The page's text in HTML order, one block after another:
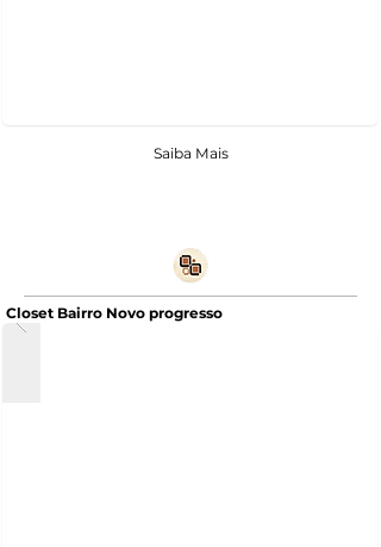
Saiba Mais
Closet Bairro Novo progresso